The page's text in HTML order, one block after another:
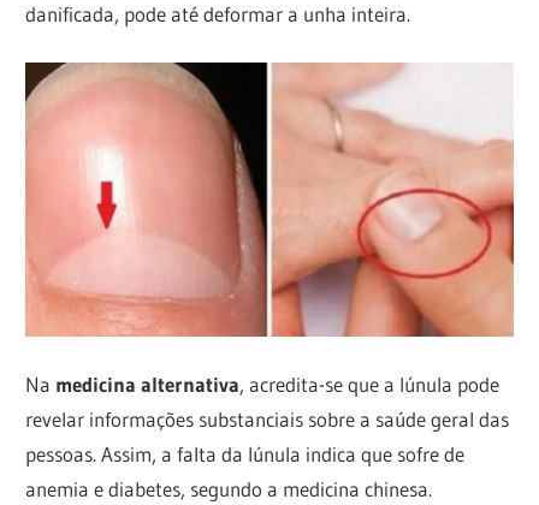
danificada, pode até deformar a unha inteira.
Na medicina alternativa, acredita-se que a lúnula pode
revelar informações substanciais sobre a saúde geral das
pessoas. Assim, a falta da lúnula indica que sofre de
anemia e diabetes, segundo a medicina chinesa.